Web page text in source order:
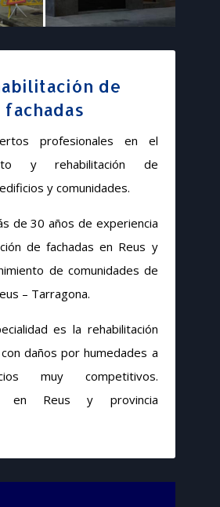
de
fachadas
profesionales en el
y rehabilitación de
y comunidades.
de 30 años de experiencia
de fachadas en Reus y
de comunidades de
– Tarragona.
es la rehabilitación
daños por humedades a
muy competitivos.
en Reus y provincia